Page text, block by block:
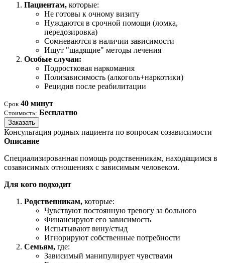
Пациентам, которые:
Не готовы к очному визиту
Нуждаются в срочной помощи (ломка,
передозировка)
Сомневаются в наличии зависимости
Ищут "щадящие" методы лечения
Особые случаи:
Подростковая наркомания
Полизависимость (алкоголь+наркотики)
Рецидив после реабилитации
Срок 40 минут
Стоимость: Бесплатно
Заказать
Консультация родных пациента по вопросам созависимости
Описание
Специализированная помощь родственникам, находящимся в
созависимых отношениях с зависимым человеком.
Для кого подходит
Родственникам, которые:
Чувствуют постоянную тревогу за больного
Финансируют его зависимость
Испытывают вину/стыд
Игнорируют собственные потребности
Семьям, где:
Зависимый манипулирует чувствами